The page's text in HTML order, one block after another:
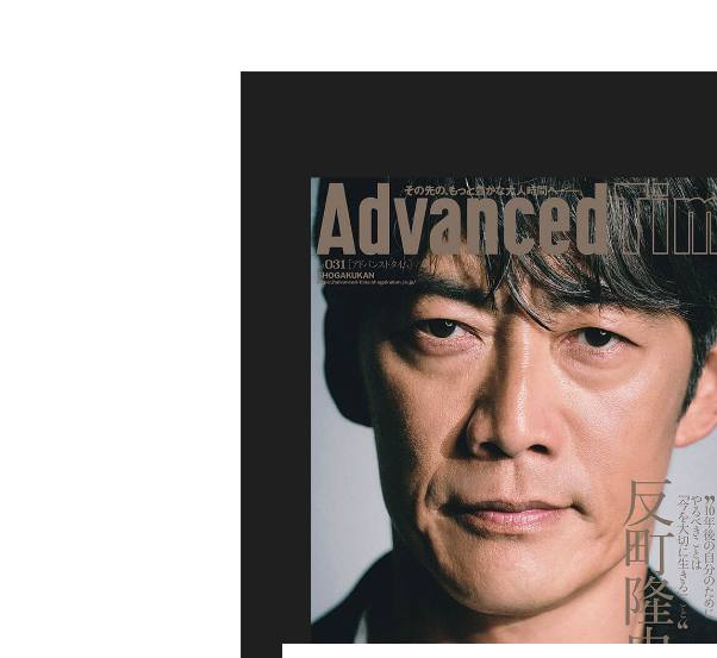
シャルに寄り添いたい。
何かに縛られていた時間から解き放たれつつある世代のライフスタイル
を豊かに彩る『AdvancedTime』が発信する情報をさらに充実し、より速やか
に、活用できる「AdvancedClub」会員組織を設けました。
「AdvancedClub」会員に登録すると、プレゼント応募情報の一覧、プレミアム
な会員限定イベント、ブランドのエクスクルーシブアイテムの紹介など、特
別なコンテンツ情報をメールマガジンでお届け致します。更に
『AdvancedTime』のタブロイドマガジンのご案内もあり、送付手数料のみを
ご負担いただくことでお手元で『AdvancedTime』をお楽しみいただけます。
一緒に『AdvancedTime』を楽しみましょう！